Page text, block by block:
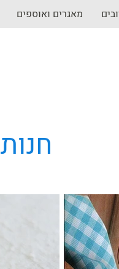
מאגרים ואוספים
חנות